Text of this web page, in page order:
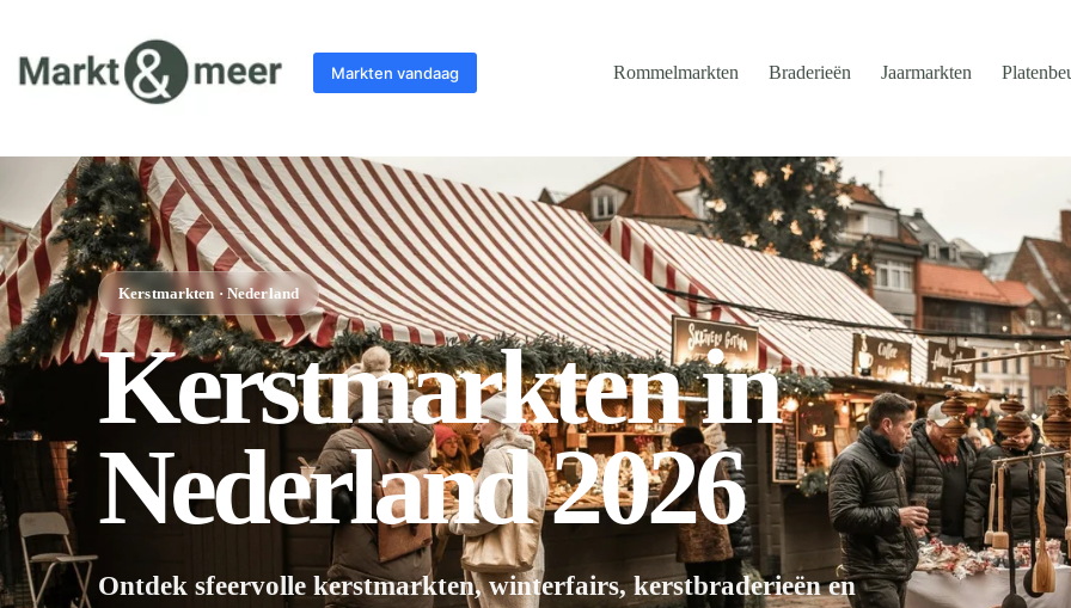
Markten vandaag Rommelmarkten Braderieën Jaarmarkten
Kerstmarkten · Nederland
Kerstmarkten in
Nederland 2026
Ontdek sfeervolle kerstmarkten, winterfairs, kerstbraderieën en